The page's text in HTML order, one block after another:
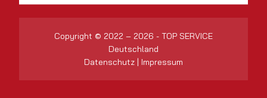
Copyright © 2022 – 2026 - TOP SERVICE
Deutschland
Datenschutz | Impressum